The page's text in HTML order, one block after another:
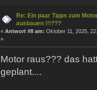
Re: Ein paar Tipps zum
ausbauen !!!???
« Antwort #8 am: Oktober 11, 2025,
»
Motor raus??? das
geplant....